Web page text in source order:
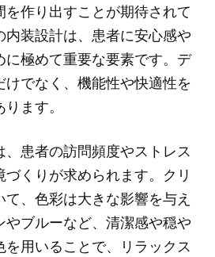
作り出すことが期待されて
内装設計は、患者に安心感や
に極めて重要な要素です。デ
でなく、機能性や快適性を
ます。
患者の訪問頻度やストレス
くりが求められます。クリ
、色彩は大きな影響を与え
やブルーなど、清潔感や穏や
用いることで、リラックス